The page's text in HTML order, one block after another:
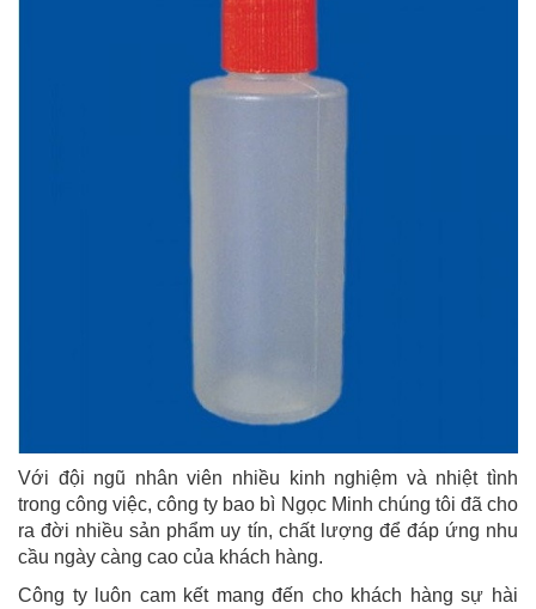
Với đội ngũ nhân viên nhiều kinh nghiệm và nhiệt tình
trong công việc, công ty bao bì Ngọc Minh chúng tôi đã cho
ra đời nhiều sản phẩm uy tín, chất lượng để đáp ứng nhu
cầu ngày càng cao của khách hàng.
Công ty luôn cam kết mang đến cho khách hàng sự hài